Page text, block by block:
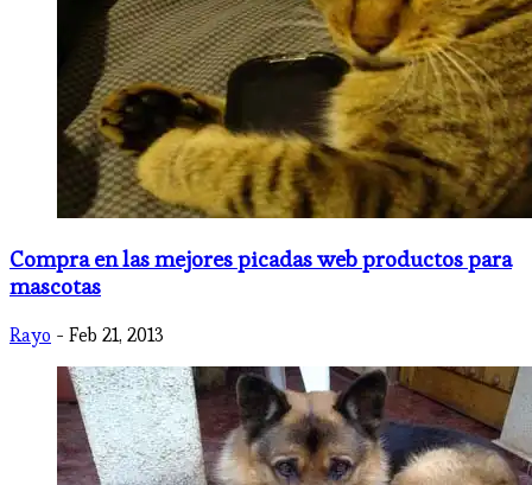
Compra en las mejores picadas web productos para
mascotas
Rayo - Feb 21, 2013